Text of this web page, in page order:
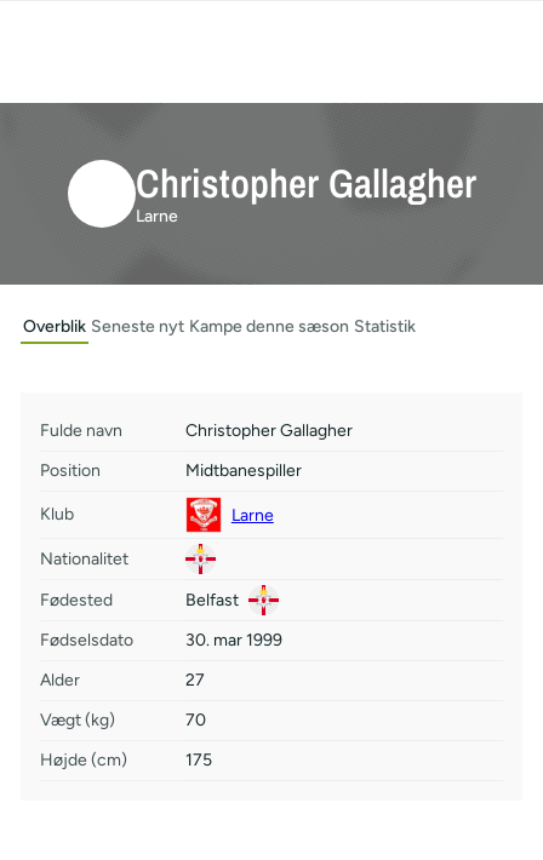
Christopher Gallagher
Larne
Overblik Seneste nyt Kampe denne sæson Statistik
Fulde navn
Christopher Gallagher
Position
Midtbanespiller
Klub Larne
Nationalitet
Fødested
Belfast
Fødselsdato
30. mar 1999
Alder
27
Vægt (kg)
70
Højde (cm)
175